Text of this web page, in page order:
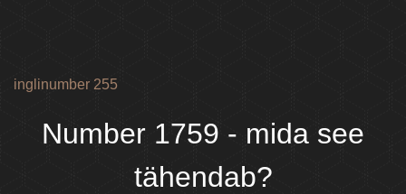
inglinumber 255
Number 1759 - mida see
tähendab?